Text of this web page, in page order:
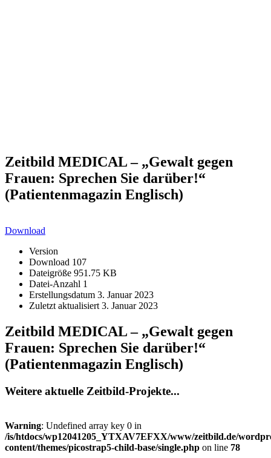
Zeitbild MEDICAL – „Gewalt gegen
Frauen: Sprechen Sie darüber!“
(Patientenmagazin Englisch)
Download
Version
Download 107
Dateigröße 951.75 KB
Datei-Anzahl 1
Erstellungsdatum 3. Januar 2023
Zuletzt aktualisiert3. Januar 2023
Zeitbild MEDICAL – „Gewalt gegen
Frauen: Sprechen Sie darüber!“
(Patientenmagazin Englisch)
Weitere aktuelle Zeitbild-Projekte...
Warning: Undefined array key 0 in
/is/htdocs/wp12041205_YTXAV7EFXX/www/zeitbild.de/
content/themes/picostrap5-child-base/single.php on line 78